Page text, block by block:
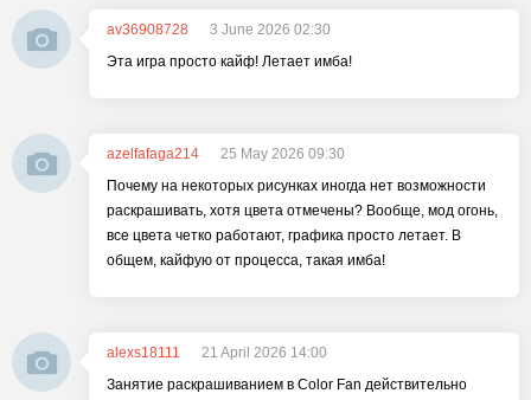
av36908728
3 June 2026 02:30
Эта игра просто кайф! Летает имба!
azelfafaga214
25 May 2026 09:30
Почему на некоторых рисунках иногда нет возможности
раскрашивать, хотя цвета отмечены? Вообще, мод огонь,
все цвета четко работают, графика просто летает. В
общем, кайфую от процесса, такая имба!
alexs18111
21 April 2026 14:00
Занятие раскрашиванием в Color Fan действительно